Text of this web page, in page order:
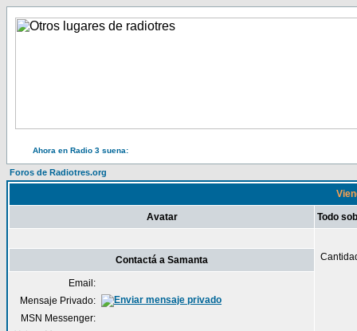
Ahora en Radio 3 suena:
Foros de Radiotres.org
Avatar Todo
Contactá a Samanta
Email:
Mensaje Privado:
MSN Messenger: